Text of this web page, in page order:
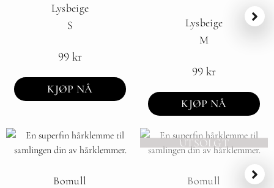
Lysbeige
S
99 kr
KJØP NÅ
Lysbeige
M
99 kr
KJØP NÅ
Bomull
UTSOLGT
Bomull